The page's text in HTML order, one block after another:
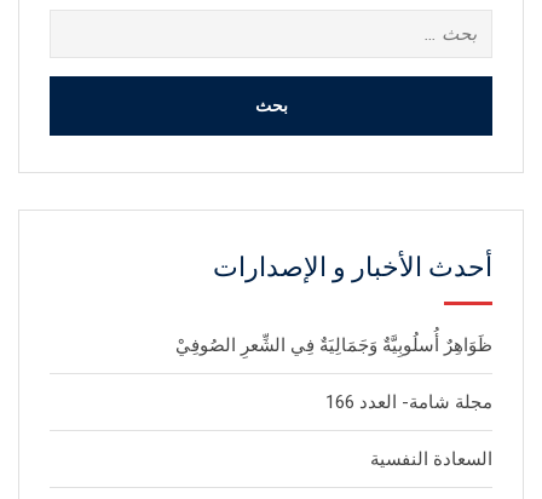
عن:
أحدث الأخبار و الإصدارات
ظَوَاهِرٌ أُسلُوبِيَّةٌ وَجَمَالِيَةٌ فِي الشِّعرِ الصُوفِيْ
مجلة شامة- العدد 166
السعادة النفسية